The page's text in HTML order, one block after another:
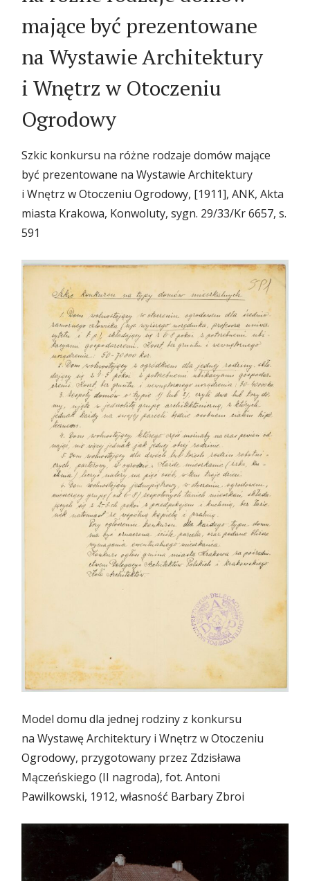
mające być prezentowane
na Wystawie Architektury
i Wnętrz w Otoczeniu
Ogrodowy
Szkic konkursu na różne rodzaje domów mające
być prezentowane na Wystawie Architektury
i Wnętrz w Otoczeniu Ogrodowy, [1911], ANK, Akta
miasta Krakowa, Konwoluty, sygn. 29/33/Kr 6657, s.
591
Model domu dla jednej rodziny z konkursu
na Wystawę Architektury i Wnętrz w Otoczeniu
Ogrodowy, przygotowany przez Zdzisława
Mączeńskiego (II nagroda), fot. Antoni
Pawilkowski, 1912, własność Barbary Zbroi